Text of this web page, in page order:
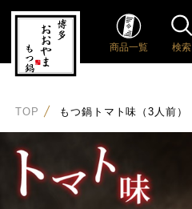
商品一覧 検索
TOP もつ鍋トマト味（3人前）